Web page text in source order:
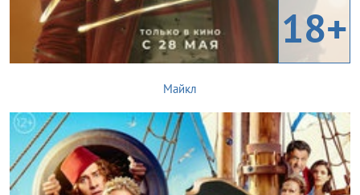
18+
Майкл